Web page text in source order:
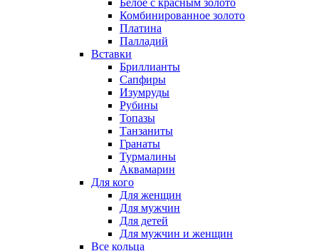
Белое с красным золото
Комбинированное золото
Платина
Палладий
Вставки
Бриллианты
Сапфиры
Изумруды
Рубины
Топазы
Танзаниты
Гранаты
Турмалины
Аквамарин
Для кого
Для женщин
Для мужчин
Для детей
Для мужчин и женщин
Все кольца